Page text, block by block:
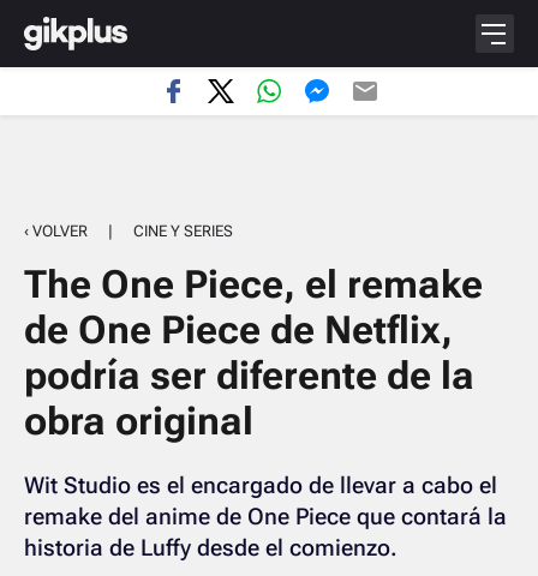
‹ VOLVER | CINE Y SERIES
The One Piece, el remake
de One Piece de Netflix,
podría ser diferente de la
obra original
Wit Studio es el encargado de llevar a cabo el
remake del anime de One Piece que contará la
historia de Luffy desde el comienzo.